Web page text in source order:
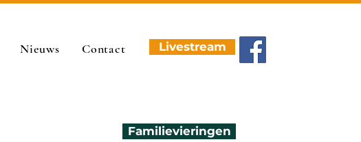
Nieuws Contact Livestream
Familievieringen